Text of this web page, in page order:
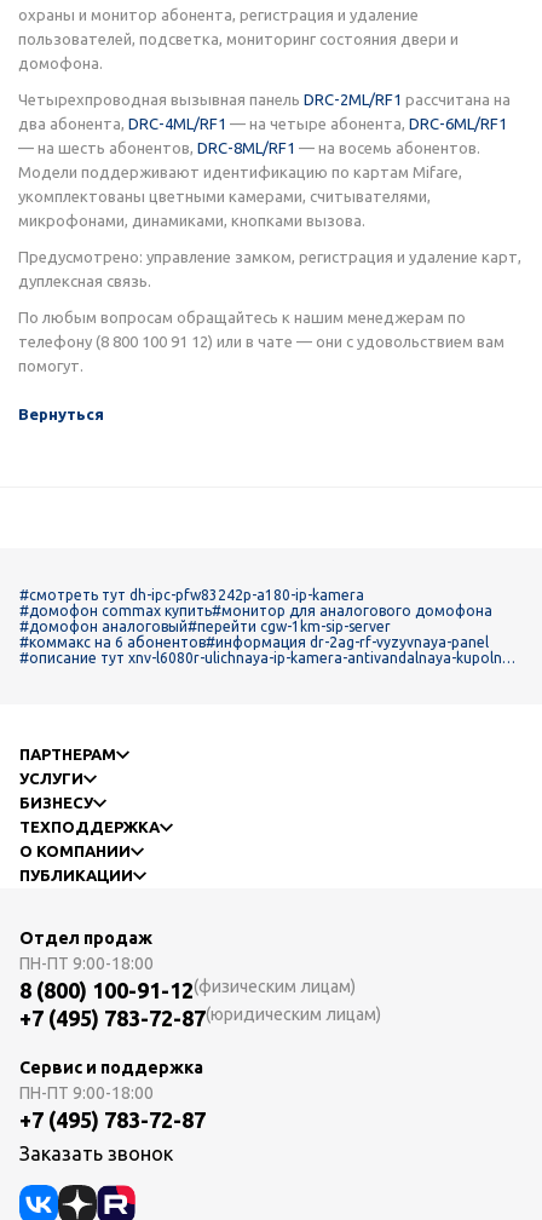
охраны и монитор абонента, регистрация и удаление
пользователей, подсветка, мониторинг состояния двери и
домофона.
Четырехпроводная вызывная панель DRC-2ML/RF1 рассчитана на
два абонента, DRC-4ML/RF1 — на четыре абонента, DRC-6ML/RF1
— на шесть абонентов, DRC-8ML/RF1 — на восемь абонентов.
Модели поддерживают идентификацию по картам Mifare,
укомплектованы цветными камерами, считывателями,
микрофонами, динамиками, кнопками вызова.
Предусмотрено: управление замком, регистрация и удаление карт,
дуплексная связь.
По любым вопросам обращайтесь к нашим менеджерам по
телефону (8 800 100 91 12) или в чате — они с удовольствием вам
помогут.
Вернуться
#смотреть тут dh-ipc-pfw83242p-a180-ip-kamera
#домофон commax купить#монитор для аналогового домофона
#домофон аналоговый#перейти cgw-1km-sip-server
#коммакс на 6 абонентов#информация dr-2ag-rf-vyzyvnaya-panel
#описание тут xnv-l6080r-ulichnaya-ip-kamera-antivandalnaya-kupolnay
ПАРТНЕРАМ
УСЛУГИ
БИЗНЕСУ
ТЕХПОДДЕРЖКА
О КОМПАНИИ
ПУБЛИКАЦИИ
Отдел продаж
ПН-ПТ 9:00-18:00
8 (800) 100-91-12(физическим лицам)
+7 (495) 783-72-87(юридическим лицам)
Сервис и поддержка
ПН-ПТ 9:00-18:00
+7 (495) 783-72-87
Заказать звонок